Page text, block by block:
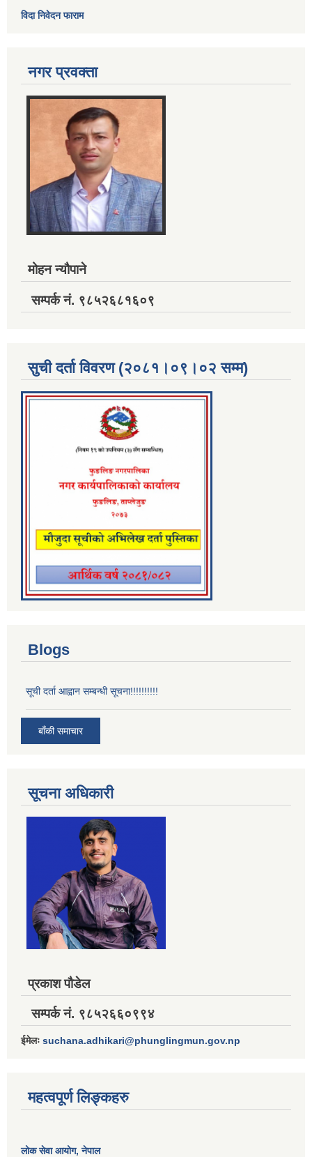
विदा निवेदन फाराम
नगर प्रवक्ता
मोहन न्यौपाने
सम्पर्क नं. ९८५२६८१६०९
सुची दर्ता विवरण (२०८१।०९।०२ सम्म)
Blogs
सूची दर्ता आह्वान सम्बन्धी सूचना!!!!!!!!!!
बाँकी समाचार
सूचना अधिकारी
प्रकाश पौडेल
सम्पर्क नं. ९८५२६६०९९४
ईमेलः suchana.adhikari@phunglingmun.gov.np
महत्वपूर्ण लिङ्कहरु
लोक सेवा आयोग, नेपाल